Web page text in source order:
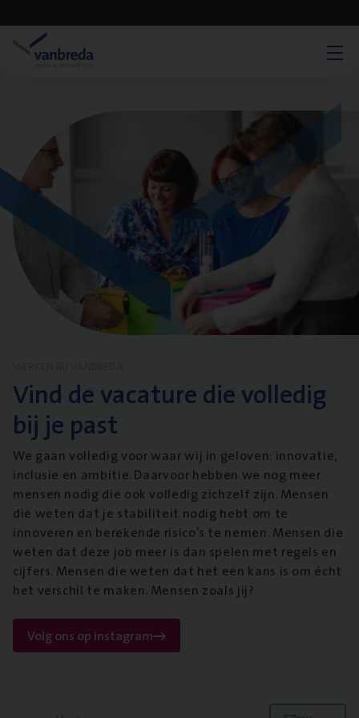
Vind de vacature die volledig
bij je past
We gaan volledig voor waar wij in geloven: innovatie,
inclusie en ambitie. Daarvoor hebben we nog meer
mensen nodig die ook volledig zichzelf zijn. Mensen
die weten dat je stabiliteit nodig hebt om te
innoveren en berekende risico’s te nemen. Mensen die
weten dat deze job meer is dan spelen met regels en
cijfers. Mensen die weten dat het een kans is om écht
het verschil te maken. Mensen zoals jij?
Volg ons op instagram